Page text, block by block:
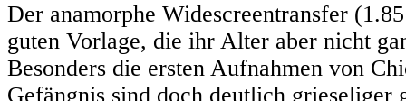
Der anamorphe Widescreentransfer
guten Vorlage, die ihr Alter aber nicht
Besonders die ersten Aufnahmen von
Gefängnis sind doch deutlich grieseliger